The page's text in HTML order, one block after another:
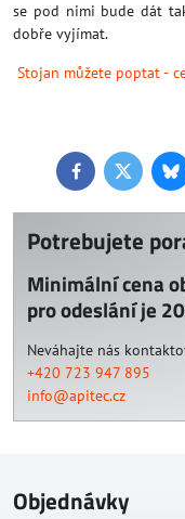
se pod nimi bude dát
dobře vyjímat.
Stojan můžete poptat -
FacebookTwitter
Potrebujete
Minimální cena
pro odeslání je
Neváhajte nás
+420 723 947 895
info@apitec.cz
Objednávky